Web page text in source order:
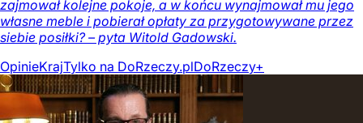
zajmował kolejne pokoje, a w końcu wynajmował mu jego
własne meble i pobierał opłaty za przygotowywane przez
siebie posiłki? – pyta Witold Gadowski.
OpinieKrajTylko na DoRzeczy.plDoRzeczy+